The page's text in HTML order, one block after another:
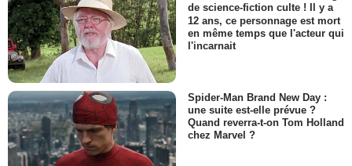
de science-fiction culte ! Il y a
12 ans, ce personnage est mort
en même temps que l'acteur qui
l'incarnait
Spider-Man Brand New Day :
une suite est-elle prévue ?
Quand reverra-t-on Tom Holland
chez Marvel ?